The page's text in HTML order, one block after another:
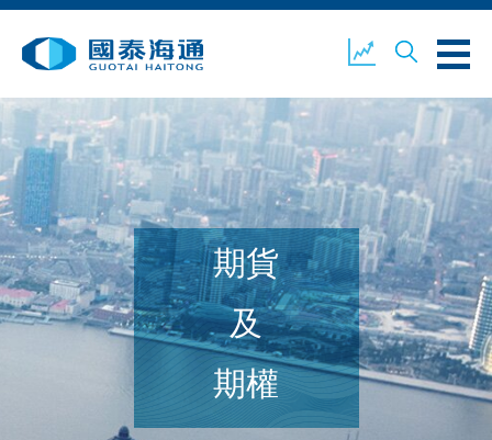
業務概覽 公司新聞
環境、社會及企業管治 國泰海通證券 聯絡我們
期貨
及
期權